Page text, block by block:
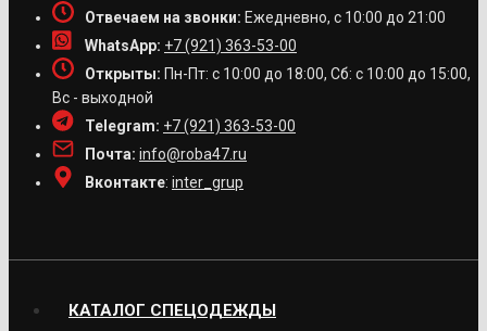
Отвечаем на звонки: Ежедневно, с 10:00 до 21:00
WhatsApp: +7 (921) 363-53-00
Открыты: Пн-Пт: с 10:00 до 18:00, Сб: с 10:00 до 15:00,
Вс - выходной
Telegram: +7 (921) 363-53-00
Почта: info@roba47.ru
Вконтакте: inter_grup
КАТАЛОГ СПЕЦОДЕЖДЫ